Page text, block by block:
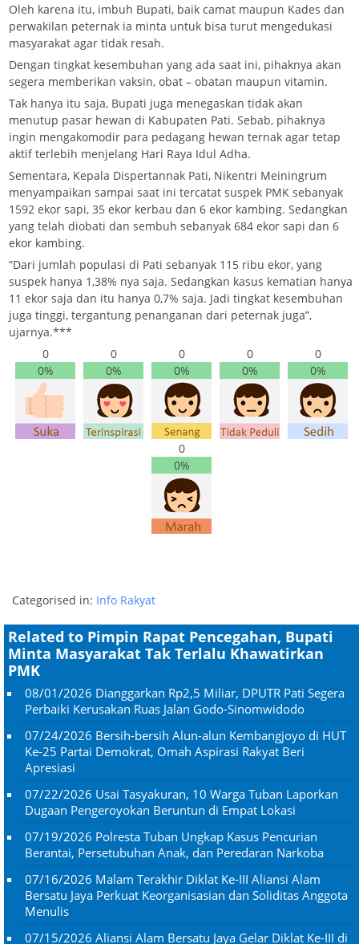
Oleh karena itu, imbuh Bupati, baik camat maupun Kades dan
perwakilan peternak ia minta untuk bisa turut mengedukasi
masyarakat agar tidak resah.
Dengan tingkat kesembuhan yang ada saat ini, pihaknya akan
segera memberikan vaksin, obat – obatan maupun vitamin.
Tak hanya itu saja, Bupati juga menegaskan tidak akan
menutup pasar hewan di Kabupaten Pati. Sebab, pihaknya
ingin mengakomodir para pedagang hewan ternak agar tetap
aktif terlebih menjelang Hari Raya Idul Adha.
Sementara, Kepala Dispertannak Pati, Nikentri Meiningrum
menyampaikan sampai saat ini tercatat suspek PMK sebanyak
1592 ekor sapi, 35 ekor kerbau dan 6 ekor kambing. Sedangkan
yang telah diobati dan sembuh sebanyak 684 ekor sapi dan 6
ekor kambing.
“Dari jumlah populasi di Pati sebanyak 115 ribu ekor, yang
suspek hanya 1,38% nya saja. Sedangkan kasus kematian hanya
11 ekor saja dan itu hanya 0,7% saja. Jadi tingkat kesembuhan
juga tinggi, tergantung penanganan dari peternak juga”,
ujarnya.***
0
0%
0
0%
0
0%
0
0%
0
0%
0
0%
Categorised in: Info Rakyat
Related to Pimpin Rapat Pencegahan, Bupati
Minta Masyarakat Tak Terlalu Khawatirkan
PMK
08/01/2026 Dianggarkan Rp2,5 Miliar, DPUTR Pati Segera
Perbaiki Kerusakan Ruas Jalan Godo-Sinomwidodo
07/24/2026 Bersih-bersih Alun-alun Kembangjoyo di HUT
Ke-25 Partai Demokrat, Omah Aspirasi Rakyat Beri
Apresiasi
07/22/2026 Usai Tasyakuran, 10 Warga Tuban Laporkan
Dugaan Pengeroyokan Beruntun di Empat Lokasi
07/19/2026 Polresta Tuban Ungkap Kasus Pencurian
Berantai, Persetubuhan Anak, dan Peredaran Narkoba
07/16/2026 Malam Terakhir Diklat Ke-III Aliansi Alam
Bersatu Jaya Perkuat Keorganisasian dan Soliditas Anggota
Menulis
07/15/2026 Aliansi Alam Bersatu Jaya Gelar Diklat Ke-III di